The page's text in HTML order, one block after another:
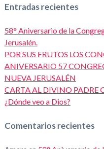
Entradas recientes
58° Aniversario de la
Jerusalén.
POR SUS FRUTOS LOS
ANIVERSARIO 57
NUEVA JERUSALÉN
CARTA AL DIVINO PADRE
¿Dónde veo a Dios?
Comentarios recientes